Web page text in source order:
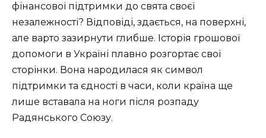
фінансової підтримки до свята своєї
незалежності? Відповіді, здається, на поверхні,
але варто зазирнути глибше. Історія грошової
допомоги в Україні плавно розгортає свої
сторінки. Вона народилася як символ
підтримки та єдності в часи, коли країна ще
лише вставала на ноги після розпаду
Радянського Союзу.